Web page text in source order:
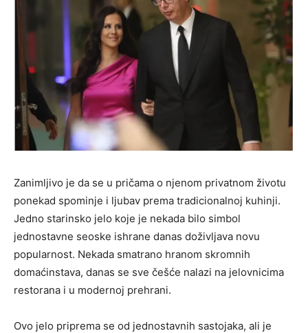
Zanimljivo je da se u pričama o njenom privatnom životu
ponekad spominje i ljubav prema tradicionalnoj kuhinji.
Jedno starinsko jelo koje je nekada bilo simbol
jednostavne seoske ishrane danas doživljava novu
popularnost. Nekada smatrano hranom skromnih
domaćinstava, danas se sve češće nalazi na jelovnicima
restorana i u modernoj prehrani.
Ovo jelo priprema se od jednostavnih sastojaka, ali je